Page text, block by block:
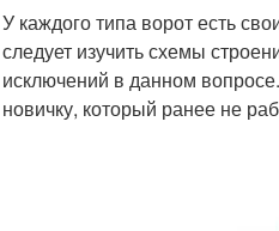
У каждого типа ворот есть
следует изучить схемы
исключений в данном
новичку, который ранее не